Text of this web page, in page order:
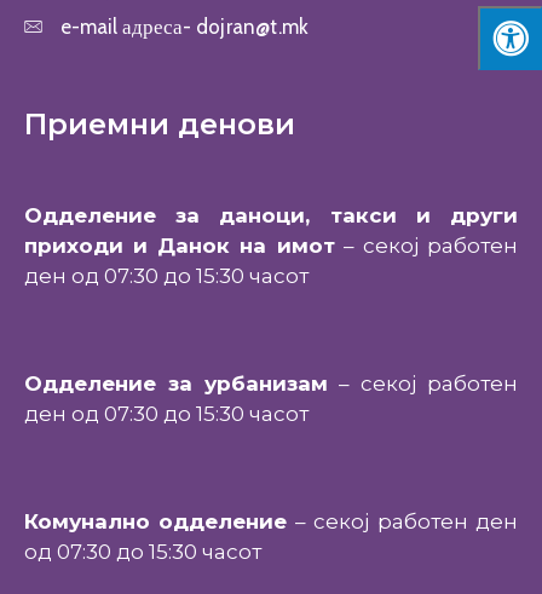
e-mail адреса- dojran@t.mk
Приемни денови
Одделение за даноци, такси и други
приходи и Данок на имот– секој работен
ден од 07:30 до 15:30 часот
Одделение за урбанизам – секој работен
ден од 07:30 до 15:30 часот
Комунално одделение – секој работен ден
од 07:30 до 15:30 часот